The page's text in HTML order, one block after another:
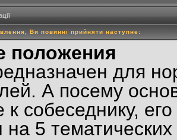
Ви повинні прийняти наступне:
положения
для
А посему
к собеседнику,
на 5